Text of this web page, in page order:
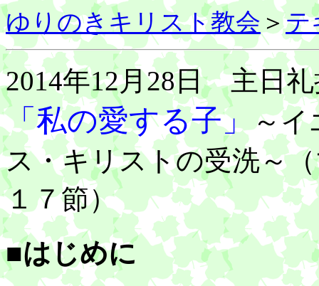
ゆりのきキリスト教会 ＞テ
2014年12月28日 主日
「私の愛する子」～イ
ス・キリストの受洗～
１７節）
■はじめに